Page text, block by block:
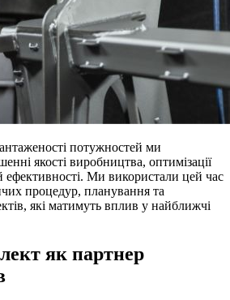
потужностей ми
якості виробництва, оптимізації
ефективності. Ми використали цей час
процедур, планування та
які матимуть вплив у найближчі
як партнер